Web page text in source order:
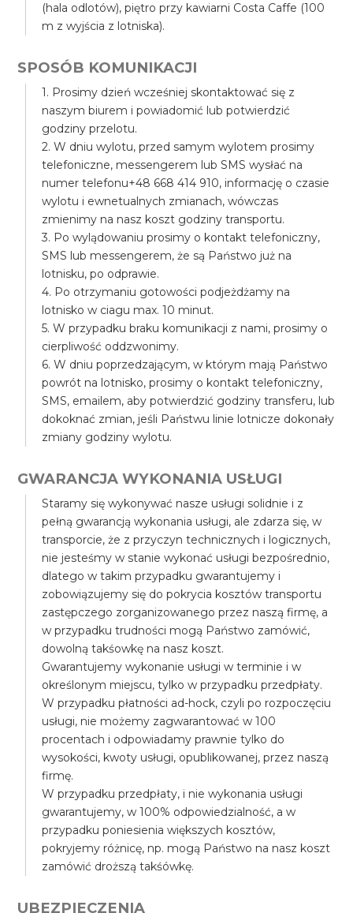
(hala odlotów), piętro przy kawiarni Costa Caffe (100
m z wyjścia z lotniska).
SPOSÓB KOMUNIKACJI
1. Prosimy dzień wcześniej skontaktować się z
naszym biurem i powiadomić lub potwierdzić
godziny przelotu.
2. W dniu wylotu, przed samym wylotem prosimy
telefoniczne, messengerem lub SMS wysłać na
numer telefonu+48 668 414 910, informację o czasie
wylotu i ewnetualnych zmianach, wówczas
zmienimy na nasz koszt godziny transportu.
3. Po wylądowaniu prosimy o kontakt telefoniczny,
SMS lub messengerem, że są Państwo już na
lotnisku, po odprawie.
4. Po otrzymaniu gotowości podjeżdżamy na
lotnisko w ciagu max. 10 minut.
5. W przypadku braku komunikacji z nami, prosimy o
cierpliwość oddzwonimy.
6. W dniu poprzedzającym, w którym mają Państwo
powrót na lotnisko, prosimy o kontakt telefoniczny,
SMS, emailem, aby potwierdzić godziny transferu, lub
dokoknać zmian, jeśli Państwu linie lotnicze dokonały
zmiany godziny wylotu.
GWARANCJA WYKONANIA USŁUGI
Staramy się wykonywać nasze usługi solidnie i z
pełną gwarancją wykonania usługi, ale zdarza się, w
transporcie, że z przyczyn technicznych i logicznych,
nie jesteśmy w stanie wykonać usługi bezpośrednio,
dlatego w takim przypadku gwarantujemy i
zobowiązujemy się do pokrycia kosztów transportu
zastępczego zorganizowanego przez naszą firmę, a
w przypadku trudności mogą Państwo zamówić,
dowolną takśowkę na nasz koszt.
Gwarantujemy wykonanie usługi w terminie i w
określonym miejscu, tylko w przypadku przedpłaty.
W przypadku płatności ad-hock, czyli po rozpoczęciu
usługi, nie możemy zagwarantować w 100
procentach i odpowiadamy prawnie tylko do
wysokości, kwoty usługi, opublikowanej, przez naszą
firmę.
W przypadku przedpłaty, i nie wykonania usługi
gwarantujemy, w 100% odpowiedzialność, a w
przypadku poniesienia większych kosztów,
pokryjemy różnicę, np. mogą Państwo na nasz koszt
zamówić droższą takśówkę.
UBEZPIECZENIA